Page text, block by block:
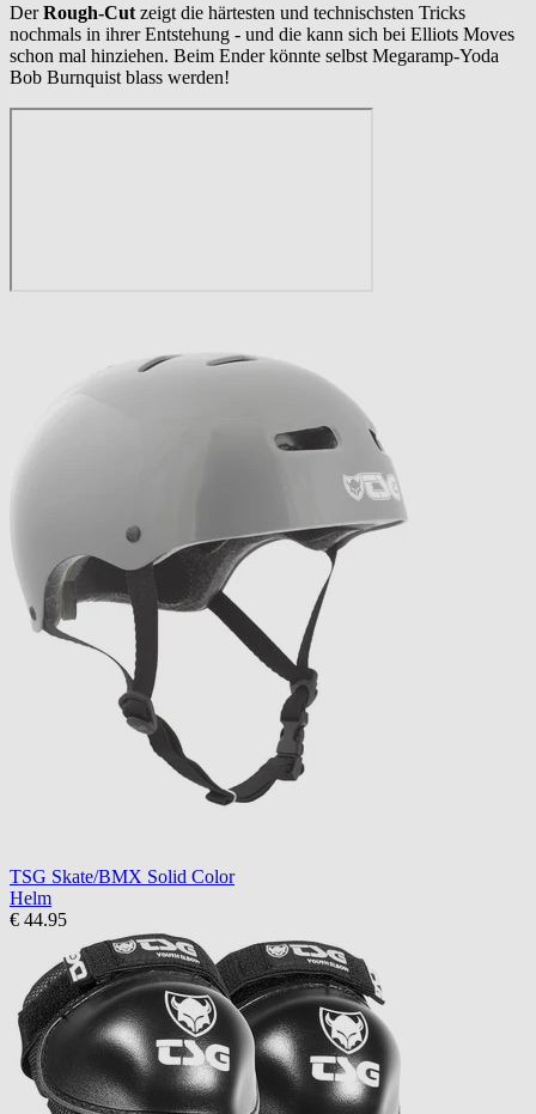
DerRough-Cut zeigt die härtesten und technischsten Tricks
nochmals in ihrer Entstehung - und die kann sich bei Elliots Moves
schon mal hinziehen. Beim Ender könnte selbst Megaramp-Yoda
Bob Burnquist blass werden!
TSG Skate/BMX Solid Color
Helm
€ 44.95